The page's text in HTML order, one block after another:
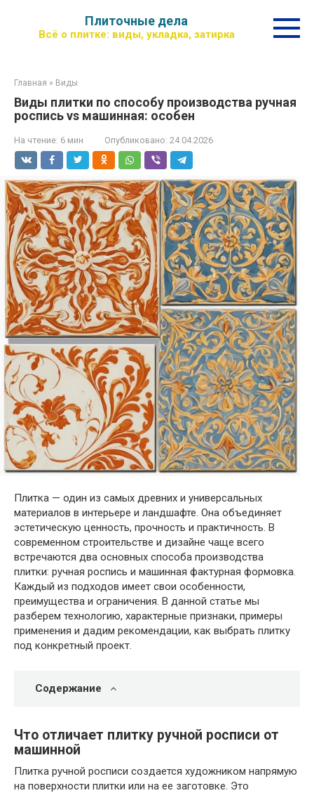
контенту
Плиточные дела
Всё о плитке: виды, укладка, затирка
Главная » Виды
Виды плитки по способу производства ручная
роспись vs машинная: особен
На чтение: 6 мин Опубликовано: 24.04.2026
Плитка — один из самых древних и универсальных
материалов в интерьере и ландшафте. Она объединяет
эстетическую ценность, прочность и практичность. В
современном строительстве и дизайне чаще всего
встречаются два основных способа производства
плитки: ручная роспись и машинная фактурная формовка.
Каждый из подходов имеет свои особенности,
преимущества и ограничения. В данной статье мы
разберем технологию, характерные признаки, примеры
применения и дадим рекомендации, как выбрать плитку
под конкретный проект.
Содержание
Что отличает плитку ручной росписи от
машинной
Плитка ручной росписи создается художником напрямую
на поверхности плитки или на ее заготовке. Это